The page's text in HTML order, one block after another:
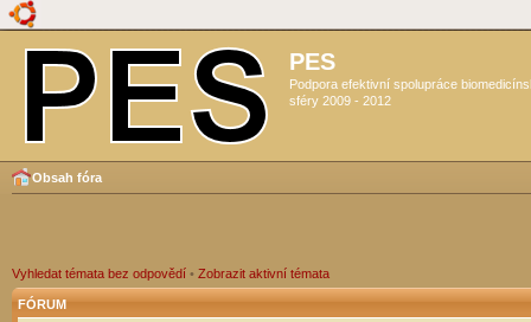
PES
Podpora efektivní spolupráce
sféry 2009 - 2012
Obsah fóra
Vyhledat témata bez odpovědí • Zobrazit aktivní témata
FÓRUM